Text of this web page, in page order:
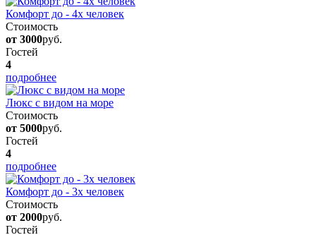
Комфорт до - 4х человек
Стоимость
от 3000руб.
Гостей
4
подробнее
Люкс с видом на море
Стоимость
от 5000руб.
Гостей
4
подробнее
Комфорт до - 3х человек
Стоимость
от 2000руб.
Гостей